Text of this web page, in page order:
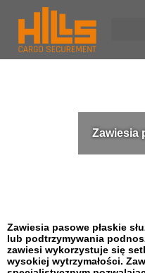
Zawiesia
Zawiesia pasowe płaskie
lub podtrzymywania
zawiesi wykorzystuje się
wysokiej wytrzymałości.